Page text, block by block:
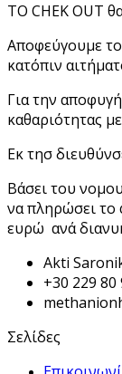
ΤΟ CHEK OUT
Αποφεύγουμε
κατόπιν
Για την
καθαριότητας
Εκ τησ
Βάσει του
να πληρώσει το
ευρώ ανά
Akti
+30 229 80
Σελίδες